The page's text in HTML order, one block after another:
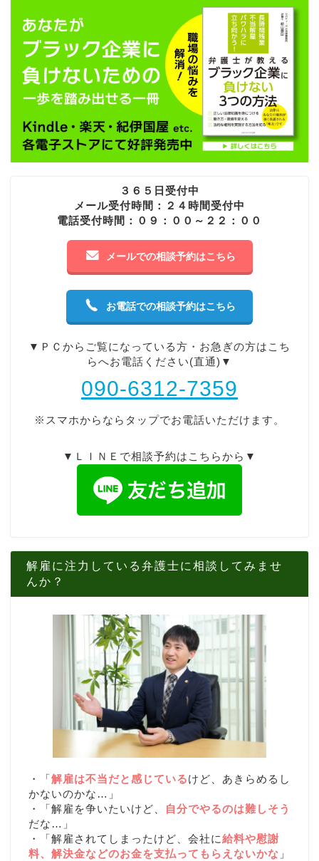
３６５日受付中
メール受付時間：２４時間受付中
電話受付時間：０９：００～２２：００
メールでの相談予約はこちら
お電話での相談予約はこちら
▼ＰＣからご覧になっている方・お急ぎの方はこち
らへお電話ください(直通)▼
090-6312-7359
※スマホからならタップでお電話いただけます。
▼ＬＩＮＥで相談予約はこちらから▼
解雇に注力している弁護士に相談してみませ
んか？
・「解雇は不当だと感じているけど、あきらめるし
かないのかな…」
・「解雇を争いたいけど、
自分でやるのは難しそう
だな…」
・「解雇されてしまったけど、会社に給料や慰謝
料、解決金などのお金を支払ってもらえないかな 」